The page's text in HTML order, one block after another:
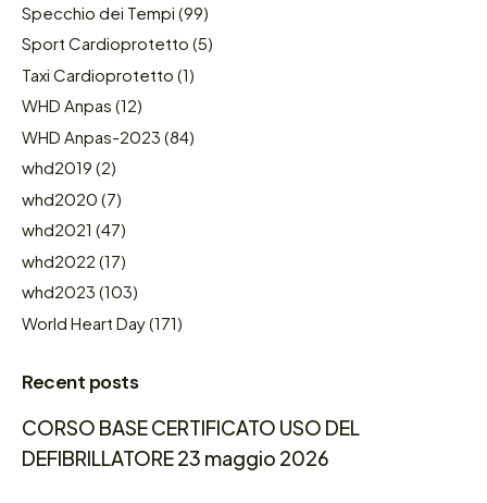
Specchio dei Tempi (99)
Sport Cardioprotetto (5)
Taxi Cardioprotetto (1)
WHD Anpas (12)
WHD Anpas-2023 (84)
whd2019 (2)
whd2020 (7)
whd2021 (47)
whd2022 (17)
whd2023 (103)
World Heart Day(171)
Recent posts
CORSO BASE CERTIFICATO USO DEL
DEFIBRILLATORE 23 maggio 2026